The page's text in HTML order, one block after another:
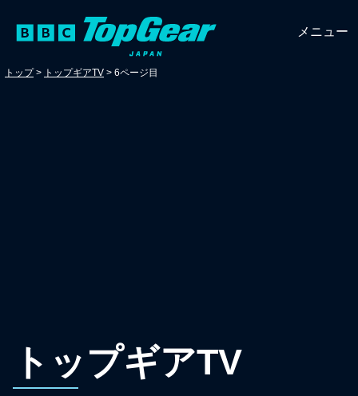
メニュー
トップ > トップギアTV > 6ページ目
トップギアTV